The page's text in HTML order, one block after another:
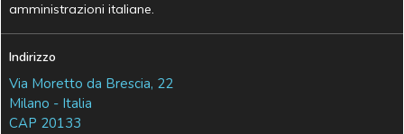
amministrazioni italiane.
Indirizzo
Via Moretto da Brescia, 22
Milano - Italia
CAP 20133